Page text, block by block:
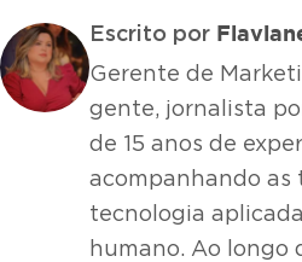
Escrito por
Gerente de
gente, jornalista
de 15 anos de
acompanhando as
tecnologia
humano. Ao longo